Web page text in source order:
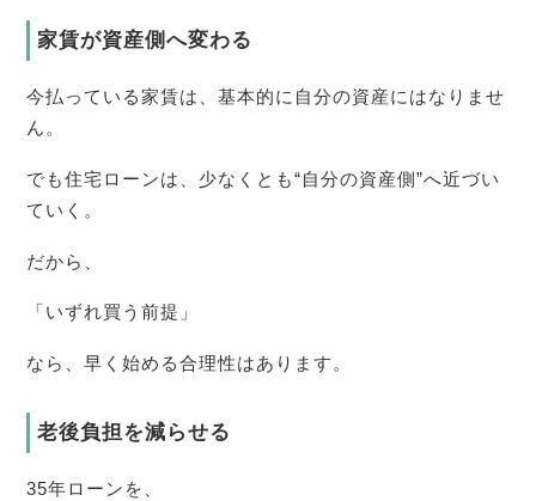
家賃が資産側へ変わる
今払っている家賃は、基本的に自分の資産にはなりませ
ん。
でも住宅ローンは、少なくとも“自分の資産側”へ近づい
ていく。
だから、
「いずれ買う前提」
なら、早く始める合理性はあります。
老後負担を減らせる
35年ローンを、